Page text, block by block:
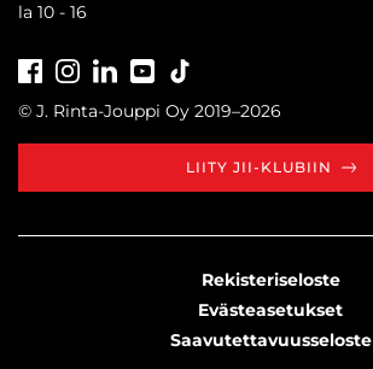
la 10 - 16
FacebookInstagramLinkedInYoutube
© J. Rinta-Jouppi Oy 2019–2026
LIITY JII-KLUBIIN
Rekisteriseloste
Evästeasetukset
Saavutettavuusseloste